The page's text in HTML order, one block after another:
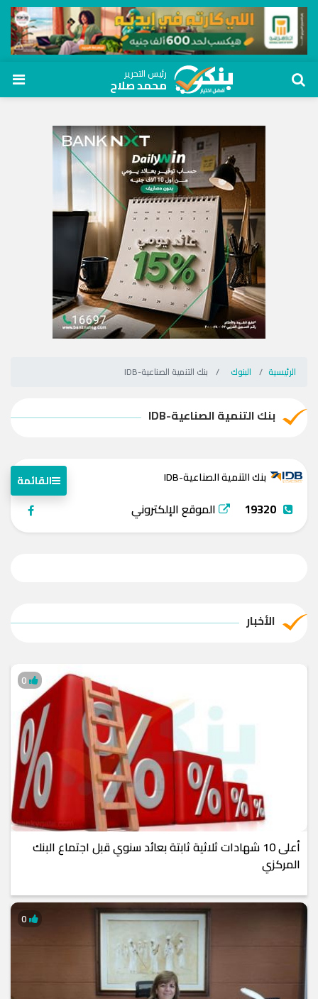
رئيس التحرير
محمد صلاح
الرئيسية البنوك بنك التنمية الصناعية-IDB
بنك التنمية الصناعية-IDB
بنك التنمية الصناعية-IDB القائمة
19320 الموقع الإلكتروني
الأخبار
أعلى 10 شهادات ثلاثية ثابتة بعائد سنوي قبل اجتماع البنك
المركزي